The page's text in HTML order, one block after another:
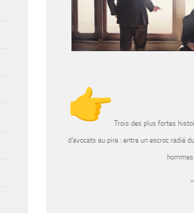
Trois des plus fortes
d’avocats au pire : entre un escroc radié